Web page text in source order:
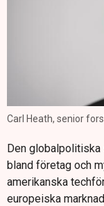
Carl Heath, senior
Den
bland företag och
amerikanska
europeiska